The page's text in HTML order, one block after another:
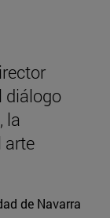
diálogo
la
arte
de Navarra